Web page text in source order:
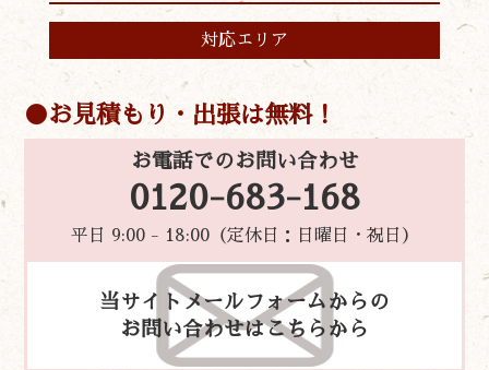
対応エリア
お見積もり・出張は無料！
お電話でのお問い合わせ
0120-683-168
平日 9:00 - 18:00（定休日：日曜日・祝日）
当サイトメールフォームからの
お問い合わせはこちらから